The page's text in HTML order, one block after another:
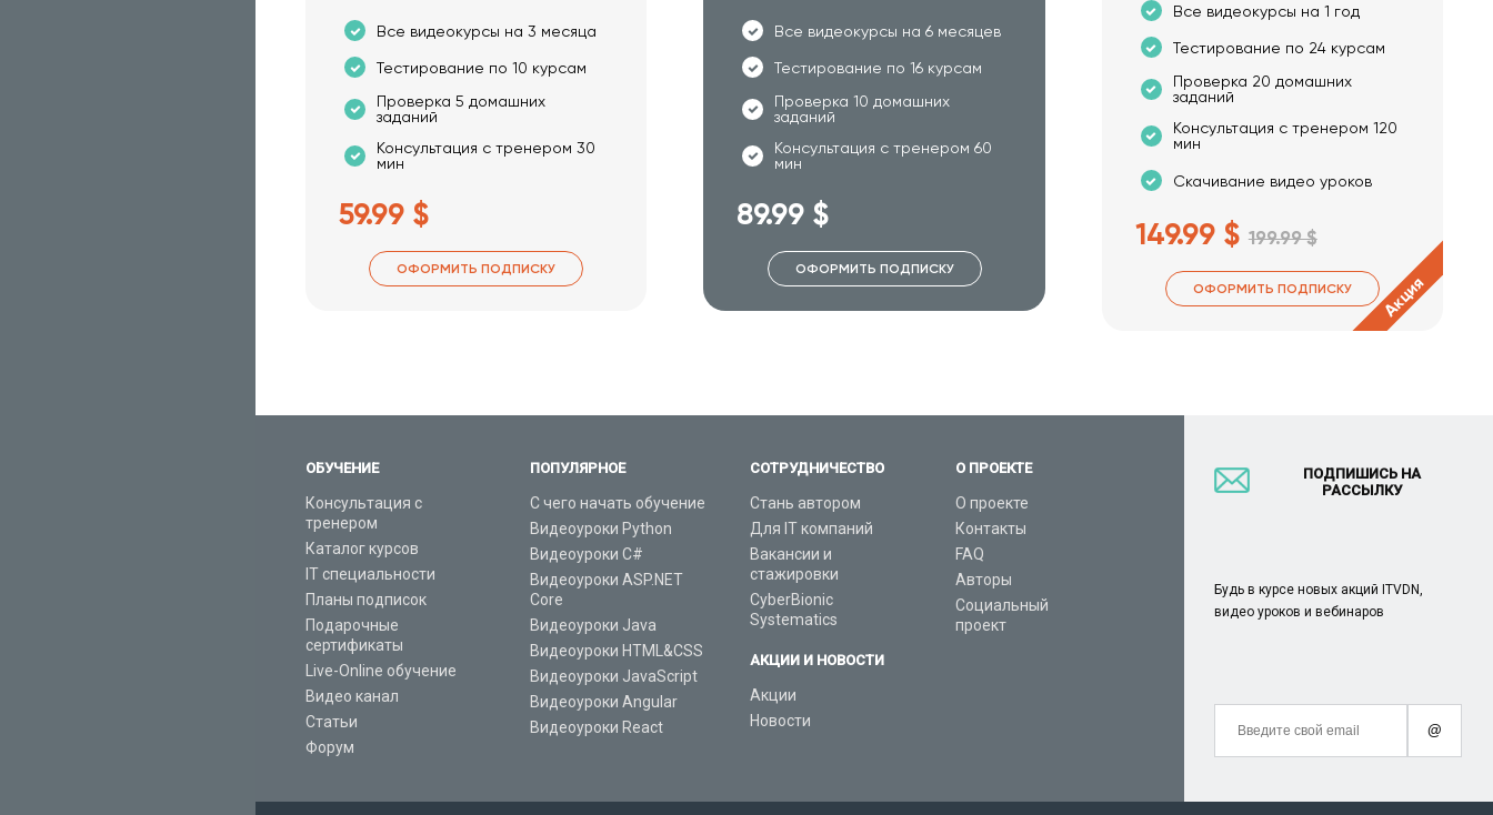
Все видеокурсы на 3 месяца
Тестирование по 10 курсам
Проверка 5 домашних
заданий
Консультация с тренером 30
мин
59.99 $
ОФОРМИТЬ ПОДПИСКУ
Все видеокурсы на 6 месяцев
Тестирование по 16 курсам
Проверка 10 домашних
заданий
Консультация с тренером 60
мин
89.99 $
ОФОРМИТЬ ПОДПИСКУ
Все видеокурсы на 1 год
Тестирование по 24 курсам
Проверка 20 домашних
заданий
Консультация с тренером 120
мин
Скачивание видео уроков
149.99 $ 199.99 $
ОФОРМИТЬ ПОДПИСКУ Акция
ОБУЧЕНИЕ
Консультация с
тренером
Каталог курсов
IT специальности
Планы подписок
Подарочные
сертификаты
Live-Online обучение
Видео канал
Статьи
Форум
ПОПУЛЯРНОЕ
С чего начать обучение
Видеоуроки Python
Видеоуроки C#
Видеоуроки ASP.NET
Core
Видеоуроки Java
Видеоуроки HTML&CSS
Видеоуроки JavaScript
Видеоуроки Angular
Видеоуроки React
СОТРУДНИЧЕСТВО
Стань автором
Для IT компаний
Вакансии и
стажировки
CyberBionic
Systematics
АКЦИИ И НОВОСТИ
Акции
Новости
О ПРОЕКТЕ
О проекте
Контакты
FAQ
Авторы
Социальный
проект
ПОДПИШИСЬ НА
РАССЫЛКУ
Будь в курсе новых акций ITVDN,
видео уроков и вебинаров
@